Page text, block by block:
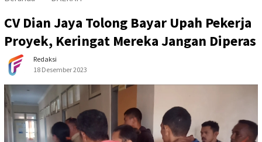
CV Dian Jaya Tolong Bayar Upah Pekerja
Proyek, Keringat Mereka Jangan Diperas
Redaksi
18 Desember 2023